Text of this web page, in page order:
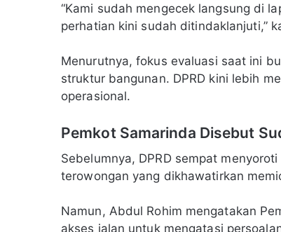
“Kami sudah mengecek langsung di
perhatian kini sudah ditindaklanjuti,”
Menurutnya, fokus evaluasi saat ini
struktur bangunan. DPRD kini lebih
operasional.
Pemkot Samarinda Disebut
Sebelumnya, DPRD sempat
terowongan yang dikhawatirkan
Namun, Abdul Rohim mengatakan
akses jalan untuk mengatasi